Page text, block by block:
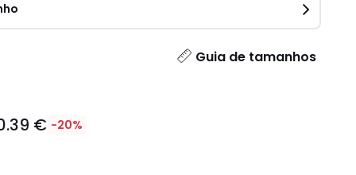
Guia de tamanhos
€ -20%